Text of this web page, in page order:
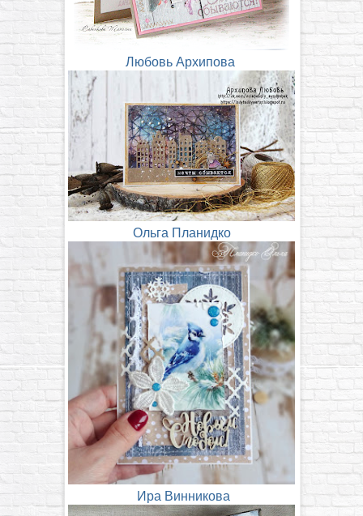
Любовь Архипова
Ольга Планидко
Ира Винникова